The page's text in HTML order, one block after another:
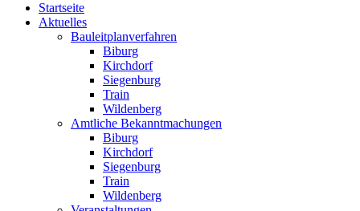
Startseite
Aktuelles
Bauleitplanverfahren
Biburg
Kirchdorf
Siegenburg
Train
Wildenberg
Amtliche Bekanntmachungen
Biburg
Kirchdorf
Siegenburg
Train
Wildenberg